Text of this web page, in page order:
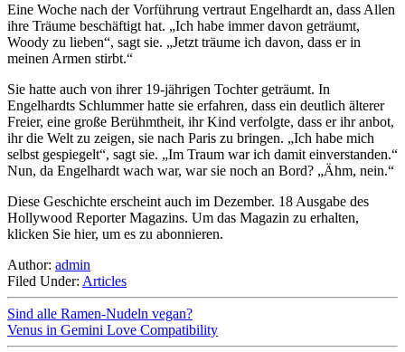
Eine Woche nach der Vorführung vertraut Engelhardt an, dass Allen
ihre Träume beschäftigt hat. „Ich habe immer davon geträumt,
Woody zu lieben“, sagt sie. „Jetzt träume ich davon, dass er in
meinen Armen stirbt.“
Sie hatte auch von ihrer 19-jährigen Tochter geträumt. In
Engelhardts Schlummer hatte sie erfahren, dass ein deutlich älterer
Freier, eine große Berühmtheit, ihr Kind verfolgte, dass er ihr anbot,
ihr die Welt zu zeigen, sie nach Paris zu bringen. „Ich habe mich
selbst gespiegelt“, sagt sie. „Im Traum war ich damit einverstanden.“
Nun, da Engelhardt wach war, war sie noch an Bord? „Ähm, nein.“
Diese Geschichte erscheint auch im Dezember. 18 Ausgabe des
Hollywood Reporter Magazins. Um das Magazin zu erhalten,
klicken Sie hier, um es zu abonnieren.
Author: admin
Filed Under: Articles
Sind alle Ramen-Nudeln vegan?
Venus in Gemini Love Compatibility